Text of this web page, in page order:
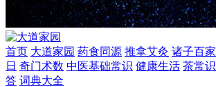
首页 大道家园 药食同源 推拿艾灸 诸子百家
日 奇门术数 中医基础常识 健康生活 茶常识
答 词典大全